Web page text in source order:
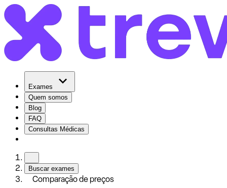
Exames
Quem somos
Blog
FAQ
Consultas Médicas
Buscar exames
Comparação de preços